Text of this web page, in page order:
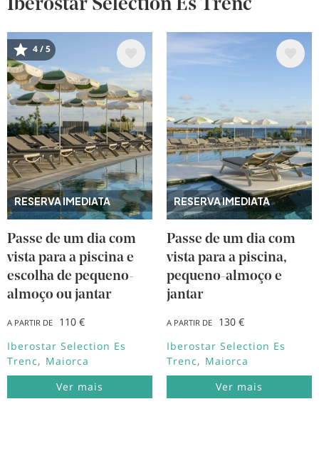
Rétino , Grécia
Iberostar Selection Es Trenc
RESERVA IMEDIATA
Imagem
4 / 5
Passe de um dia com
vista para a piscina e
escolha de pequeno-
almoço ou jantar
A PARTIR DE
110 €
Iberostar Selection Es
Trenc
Maiorca
Ver mais
RESERVA IMEDIATA
Imagem
Passe de um dia com
vista para a piscina,
pequeno-almoço e
jantar
A PARTIR DE
130 €
Iberostar Selection Es
Trenc
Maiorca
Ver mais